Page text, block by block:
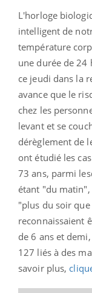
L'horloge
intelligent de
température
une durée de 24
ce jeudi dans la
avance que le
chez les
levant et se
dérèglement de
ont étudié les
73 ans, parmi
étant "du
"plus du soir
reconnaissaient
de 6 ans et demi,
127 liés à des
savoir plus,